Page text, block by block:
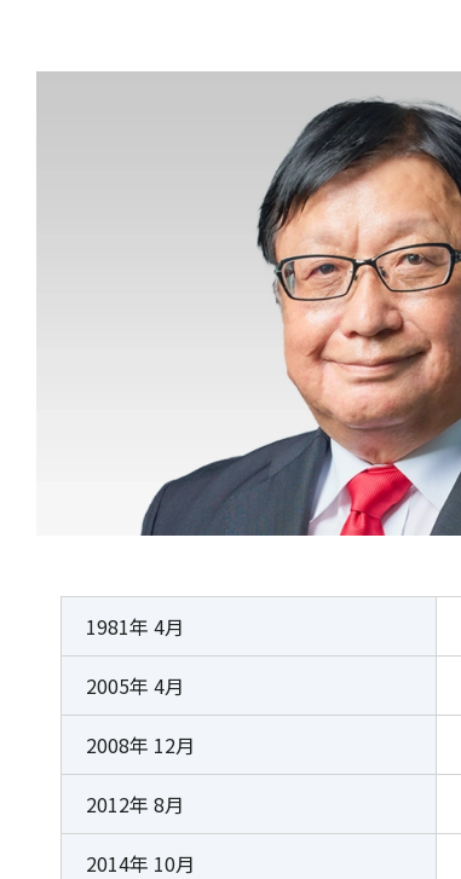
1981年 4月
2005年 4月
2008年 12月
2012年 8月
2014年 10月